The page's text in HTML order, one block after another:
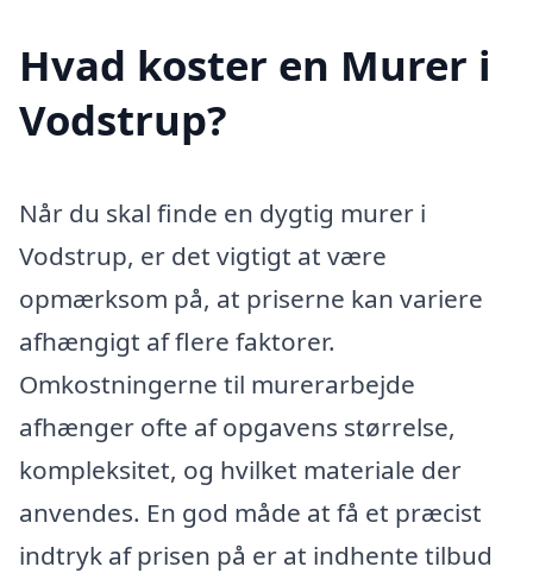
Hvad koster en Murer i
Vodstrup?
Når du skal finde en dygtig murer i
Vodstrup, er det vigtigt at være
opmærksom på, at priserne kan variere
afhængigt af flere faktorer.
Omkostningerne til murerarbejde
afhænger ofte af opgavens størrelse,
kompleksitet, og hvilket materiale der
anvendes. En god måde at få et præcist
indtryk af prisen på er at indhente tilbud